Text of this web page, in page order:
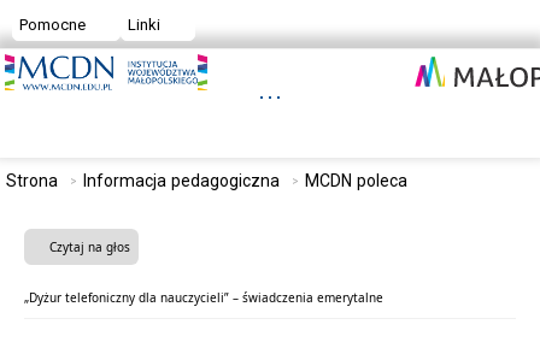
Pomocne Linki
Strona Informacja pedagogiczna MCDN poleca
Czytaj na głos
„Dyżur telefoniczny dla nauczycieli” – świadczenia emerytalne